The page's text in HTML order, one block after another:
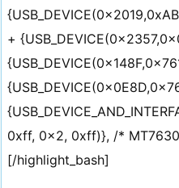
+
0xff, 0x2, 0xff)}, /*
[/highlight_bash]